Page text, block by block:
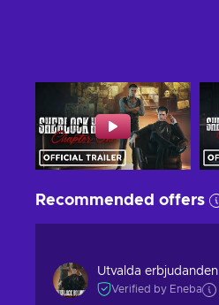
Recommended offers
Utvalda erbjudanden
Verified by Eneba